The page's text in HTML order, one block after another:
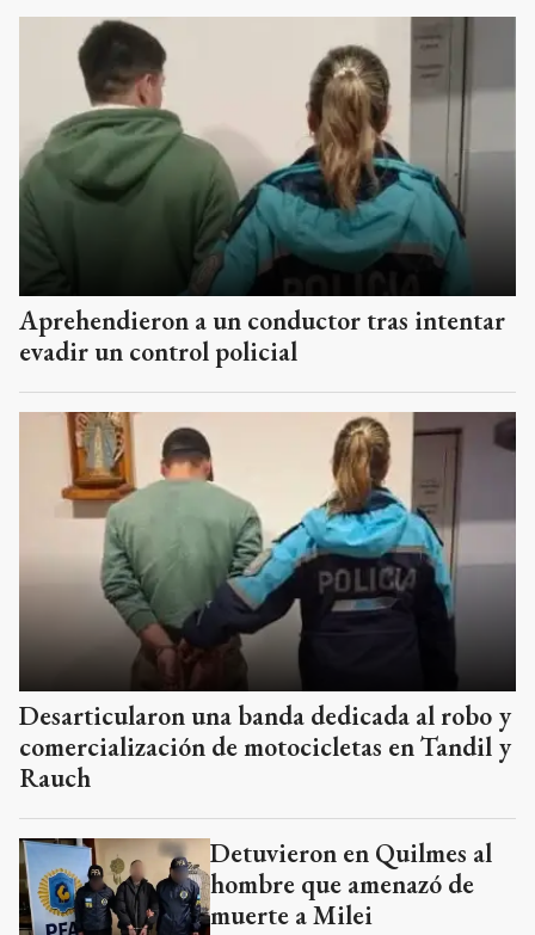
Aprehendieron a un conductor tras intentar
evadir un control policial
Desarticularon una banda dedicada al robo y
comercialización de motocicletas en Tandil y
Rauch
Detuvieron en Quilmes al
hombre que amenazó de
muerte a Milei